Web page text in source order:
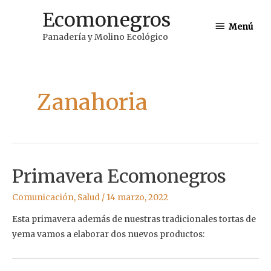
Ecomonegros
Panadería y Molino Ecológico
Menú
Menú
Zanahoria
Primavera Ecomonegros
Comunicación, Salud / 14 marzo, 2022
Esta primavera además de nuestras tradicionales tortas de
yema vamos a elaborar dos nuevos productos: